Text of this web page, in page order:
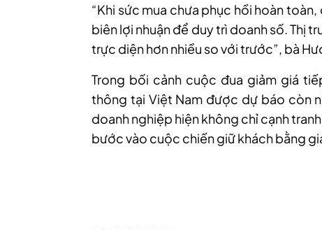
“Khi sức mua chưa phục hồi hoàn
biên lợi nhuận để duy trì doanh số. Thị
trực diện hơn nhiều so với trước”, bà
Trong bối cảnh cuộc đua giảm giá
thông tại Việt Nam được dự báo còn
doanh nghiệp hiện không chỉ cạnh
bước vào cuộc chiến giữ khách bằng